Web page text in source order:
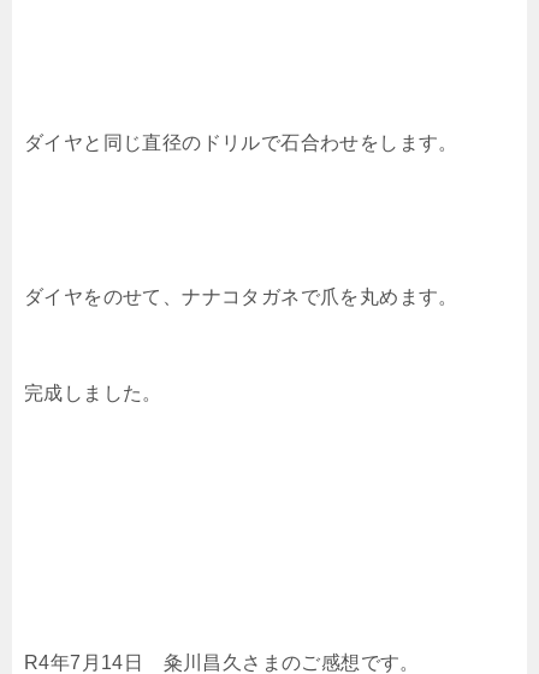
ダイヤと同じ直径のドリルで石合わせをします。
ダイヤをのせて、ナナコタガネで爪を丸めます。
完成しました。
R4年7月14日 粂川昌久さまのご感想です。